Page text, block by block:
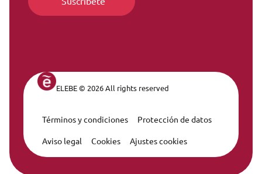
ELEBE © 2026 All rights reserved
Legal Navigation
Términos y condiciones Protección de datos
Aviso legal Cookies Ajustes cookies